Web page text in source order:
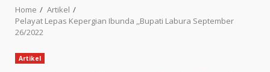
Home
Artikel
Pelayat Lepas Kepergian Ibunda ,,Bupati Labura September
26/2022
Artikel